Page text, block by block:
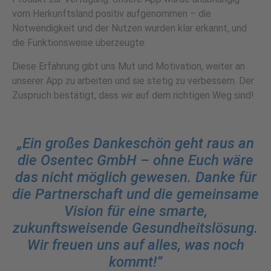
vom Herkunftsland positiv aufgenommen – die
Notwendigkeit und der Nutzen wurden klar erkannt, und
die Funktionsweise überzeugte.
Diese Erfahrung gibt uns Mut und Motivation, weiter an
unserer App zu arbeiten und sie stetig zu verbessern. Der
Zuspruch bestätigt, dass wir auf dem richtigen Weg sind!
„Ein großes Dankeschön geht raus an
die Osentec GmbH – ohne Euch wäre
das nicht möglich gewesen. Danke für
die Partnerschaft und die gemeinsame
Vision für eine smarte,
zukunftsweisende Gesundheitslösung.
Wir freuen uns auf alles, was noch
kommt!“